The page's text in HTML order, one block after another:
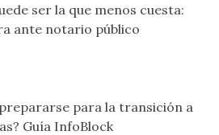
ser la que menos cuesta:
ante notario público
para la transición a
Guía InfoBlock